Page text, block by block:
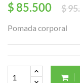
$ 85.500
$
Pomada corporal